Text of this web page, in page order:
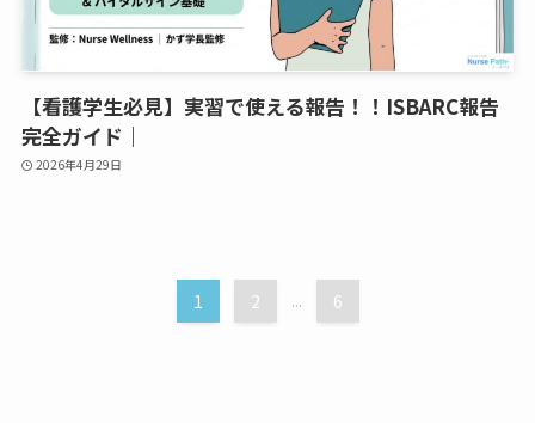
【看護学生必見】実習で使える報告！！ISBARC報告
完全ガイド｜
2026年4月29日
1 2 ... 6